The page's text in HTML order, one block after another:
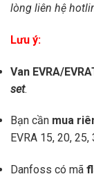
lòng liên hệ
Lưu ý:
Van EVRA/
set.
Bạn cần mua
EVRA 15, 20,
Danfoss có mã